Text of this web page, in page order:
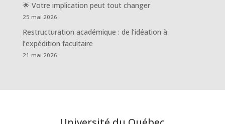
🌟 Votre implication peut tout changer
25 mai 2026
Restructuration académique : de l’idéation à
l’expédition facultaire
21 mai 2026